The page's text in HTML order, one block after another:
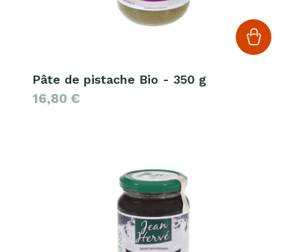
Pâte de pistache Bio - 350 g
16,80 €